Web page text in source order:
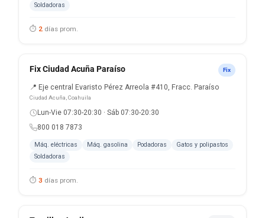
Soldadoras
⏱ 2 días prom.
Fix Ciudad Acuña Paraíso Fix
📍 Eje central Evaristo Pérez Arreola #410, Fracc. Paraíso
Ciudad Acuña, Coahuila
Lun-Vie 07:30-20:30 · Sáb 07:30-20:30
800 018 7873
Máq. eléctricas Máq. gasolina Podadoras
Gatos y polipastos
Soldadoras
⏱ 3 días prom.